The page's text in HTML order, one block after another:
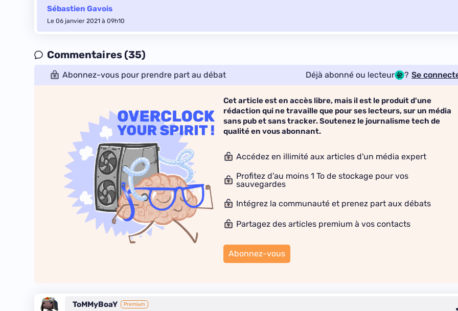
Sébastien Gavois
Le 06 janvier 2021 à 09h10
Commentaires (35)
Abonnez-vous pour prendre part au débat Déjà abonné ou lecteur ? Se
Cet article est en accès libre, mais il est le produit d'une
rédaction qui ne travaille que pour ses lecteurs, sur un média
sans pub et sans tracker. Soutenez le journalisme tech de
qualité en vous abonnant.
Accédez en illimité aux articles d'un média expert
Profitez d'au moins 1 To de stockage pour vos
sauvegardes
Intégrez la communauté et prenez part aux débats
Partagez des articles premium à vos contacts
Abonnez-vous
ToMMyBoaY Premium